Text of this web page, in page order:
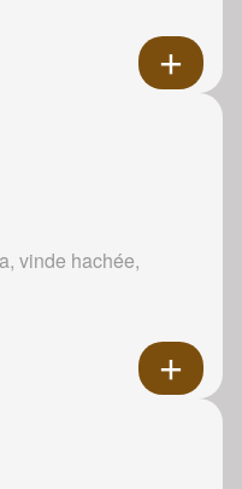
vinde hachée,